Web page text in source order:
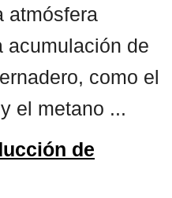
atmósfera
acumulación de
como el
el metano ...
de